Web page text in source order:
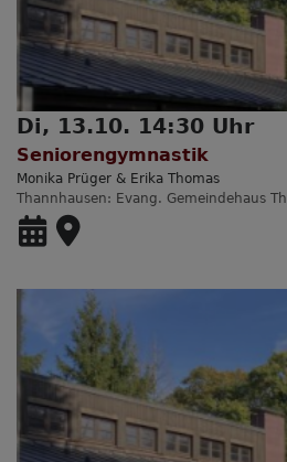
Di, 13.10. 14:30 Uhr
Seniorengymnastik
Monika Prüger & Erika Thomas
Thannhausen
Evang. Gemeindehaus